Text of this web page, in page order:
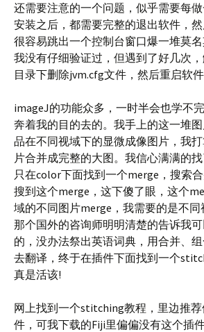
还需要注意的一个问题，似乎需要每
安装之后，都需要完整的退出软件，
很容易跳出一个控制台窗口爆一堆莫名
我没有仔细验证过，但遇到了好几次
目录下删除jvm.cfg文件，然后重启软件
imageJ的功能众多，一时半会也学不
奔着我的目的去的。我手上的这一堆
品在不同视域下的显微成像图片，我
片合并成完整的大图。我信心满满的
只在color下面找到一个merge，搜索
搜到这个merge，这下傻了眼，这个
域的不同图片merge，我需要的是不同
那个国外的咨询师明明清楚的告诉我
的，没办法祭出英语词典，用合并、
去翻译，终于在插件下面找到一个
真是活该!
网上找到一个stitching教程，里边推
件，可我下载的Fiji里偏偏没有这个插